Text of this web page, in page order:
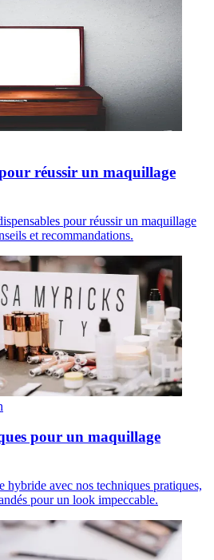
réussir un maquillage
pour réussir un maquillage
et recommandations.
pour un maquillage
avec nos techniques pratiques,
pour un look impeccable.